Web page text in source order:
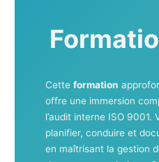
Cette formation
offre une immersion
l’audit interne ISO 9001.
planifier, conduire et
en maîtrisant la gestion